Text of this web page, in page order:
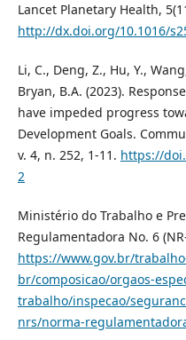
Lancet Planetary Health,
http://dx.doi.org/10.1016/
Li, C., Deng, Z., Hu, Y.,
Bryan, B.A. (2023).
have impeded progress
Development Goals.
v. 4, n. 252, 1-11. https://
2
Ministério do Trabalho e
Regulamentadora No. 6
https://www.gov.br/
br/composicao/orgaos-
trabalho/inspecao/
nrs/norma-